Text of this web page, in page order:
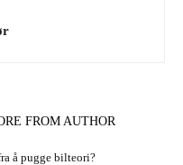
FROM AUTHOR
å pugge bilteori?